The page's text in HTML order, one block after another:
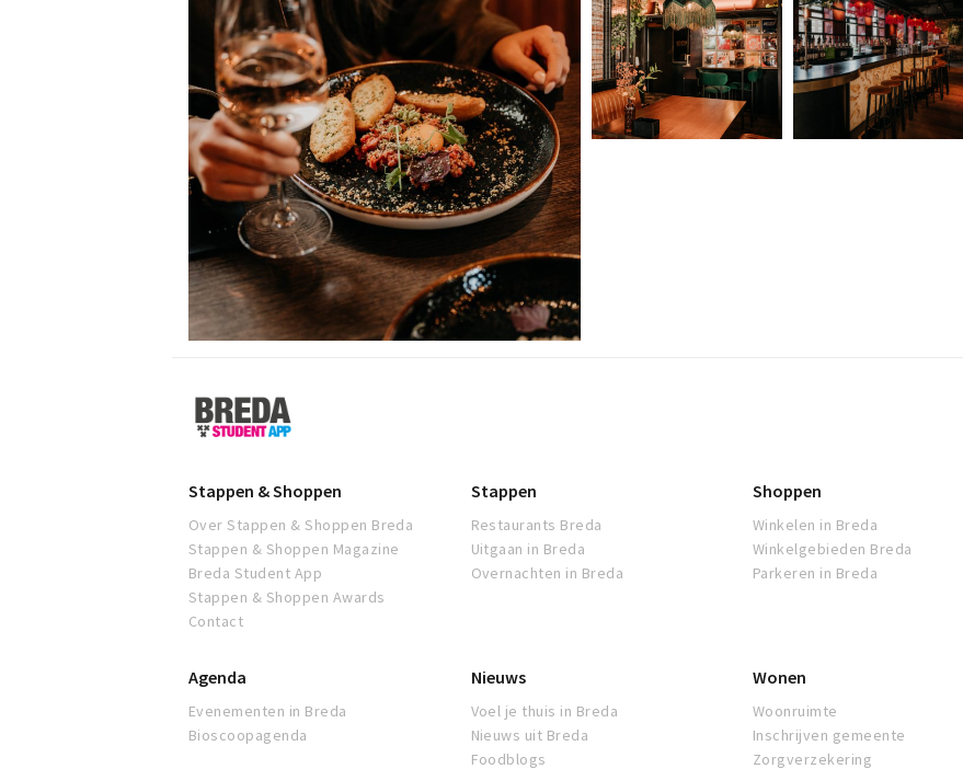
Breda
Student
App
Stappen & Shoppen
Over Stappen & Shoppen Breda
Stappen & Shoppen Magazine
Breda Student App
Stappen & Shoppen Awards
Contact
Stappen
Restaurants Breda
Uitgaan in Breda
Overnachten in Breda
Shoppen
Winkelen in Breda
Winkelgebieden Breda
Parkeren in Breda
Agenda
Evenementen in Breda
Bioscoopagenda
Nieuws
Voel je thuis in Breda
Nieuws uit Breda
Foodblogs
Wonen
Woonruimte
Inschrijven gemeente
Zorgverzekering